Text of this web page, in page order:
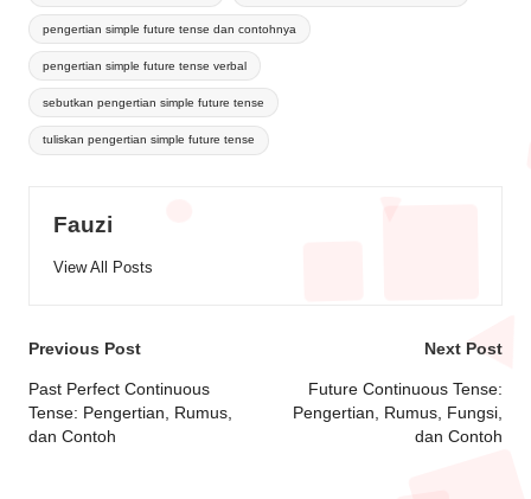
pengertian simple future tense dan contohnya
pengertian simple future tense verbal
sebutkan pengertian simple future tense
tuliskan pengertian simple future tense
Fauzi
View All Posts
Previous Post
Past Perfect Continuous
Tense: Pengertian, Rumus,
dan Contoh
Next Post
Future Continuous Tense:
Pengertian, Rumus, Fungsi,
dan Contoh